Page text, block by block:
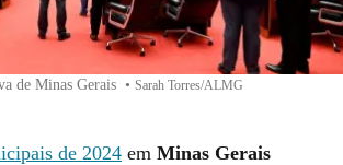
de Minas Gerais • Sarah Torres/ALMG
de 2024 em Minas Gerais